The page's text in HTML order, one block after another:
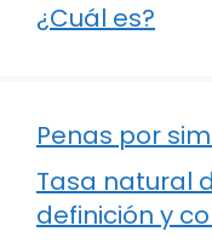
¿Cuál es?
Penas por
Tasa natural
definición y